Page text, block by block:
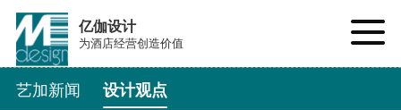
亿伽设计
为酒店经营创造价值
艺加新闻 设计观点